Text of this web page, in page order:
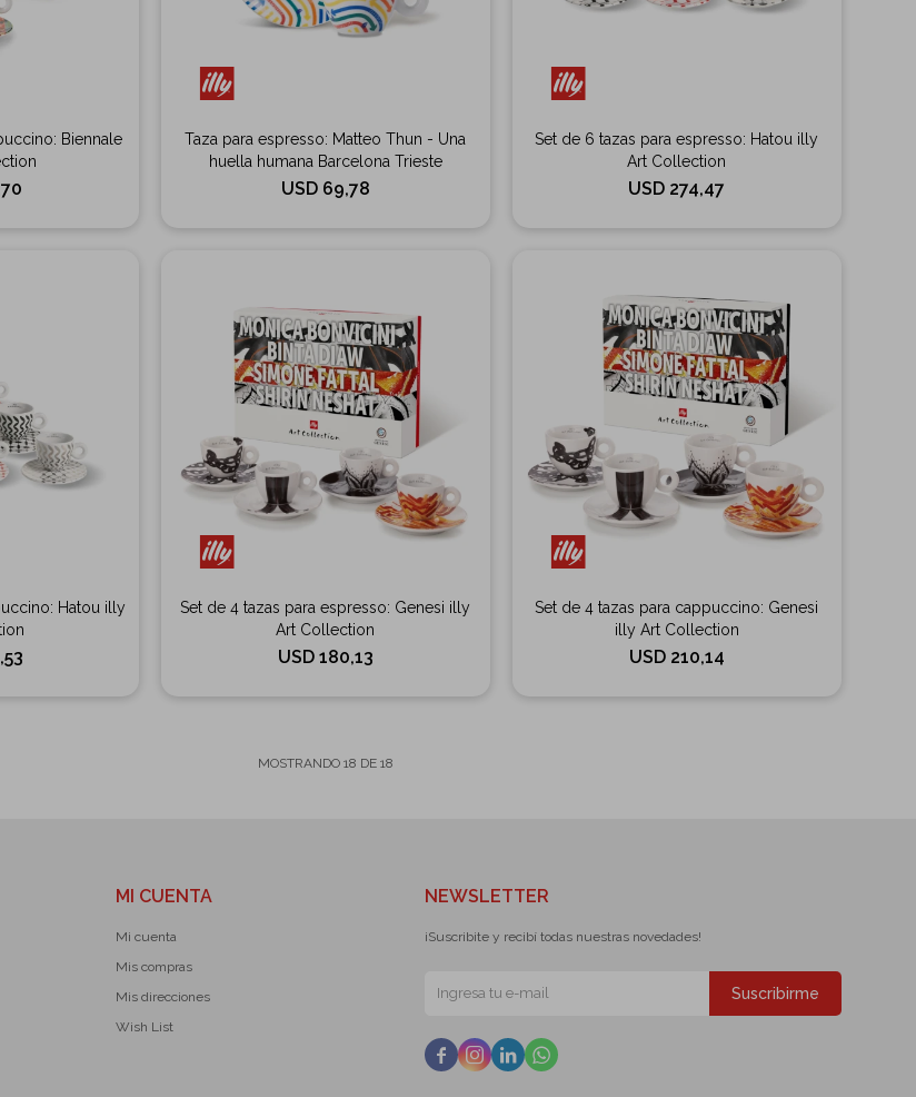
Biennale
Taza para espresso: Matteo Thun - Una
huella humana Barcelona Trieste
USD 69,78
Set de 6 tazas para espresso: Hatou illy
Art Collection
USD 274,47
Hatou illy
Set de 4 tazas para espresso: Genesi illy
Art Collection
USD 180,13
Set de 4 tazas para cappuccino: Genesi
illy Art Collection
USD 210,14
MOSTRANDO 18 DE 18
MI CUENTA
Mi cuenta
Mis compras
Mis direcciones
Wish List
NEWSLETTER
¡Suscribite y recibí todas nuestras novedades!
Suscribirme
   